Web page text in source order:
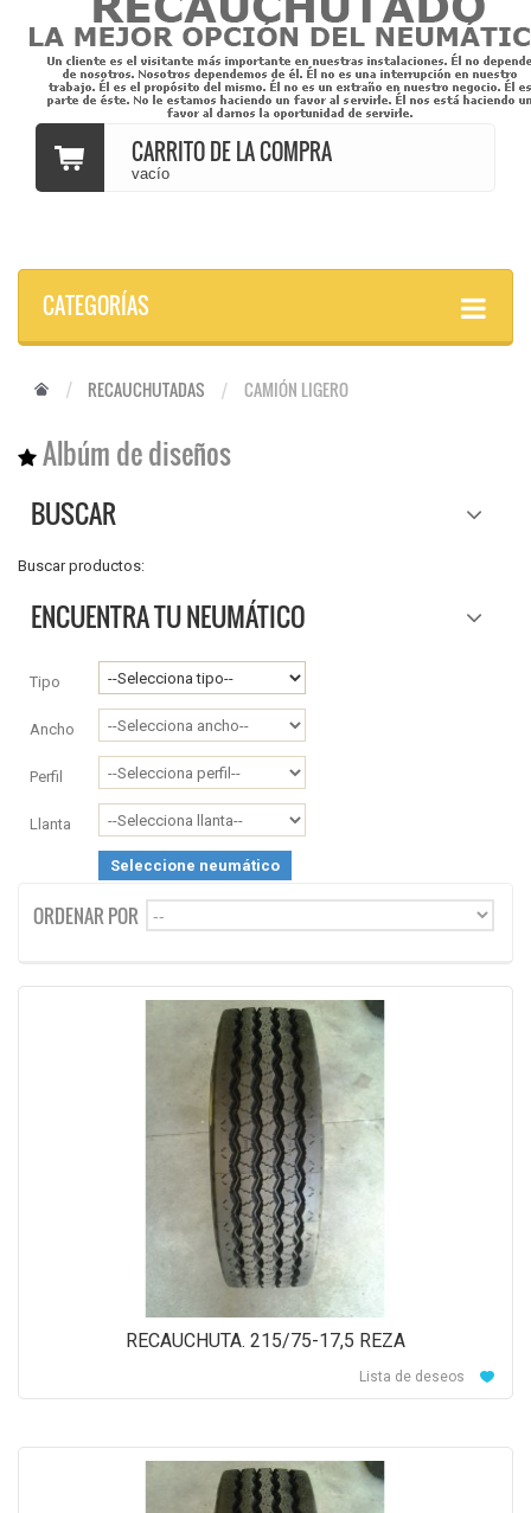
CARRITO DE LA COMPRA
vacío
CATEGORÍAS
RECAUCHUTADAS CAMIÓN LIGERO
Albúm de diseños
BUSCAR
Buscar productos:
ENCUENTRA TU NEUMÁTICO
Tipo
Ancho
Perfil
Llanta
Seleccione neumático
ORDENAR POR --
RECAUCHUTA. 215/75-17,5 REZA
Lista de deseos